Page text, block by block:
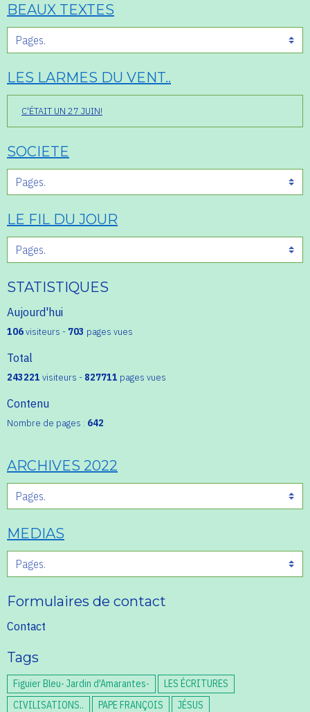
BEAUX TEXTES
LES LARMES DU VENT..
C'ÉTAIT UN 27 JUIN!
SOCIETE
LE FIL DU JOUR
STATISTIQUES
Aujourd'hui
106visiteurs - 703 pages vues
Total
243221 visiteurs - 827711 pages vues
Contenu
Nombre de pages : 642
ARCHIVES 2022
MEDIAS
Formulaires de contact
Contact
Tags
Figuier Bleu- Jardin d'Amarantes-
LES ÉCRITURES
CIVILISATIONS..
PAPE FRANÇOIS
JÉSUS